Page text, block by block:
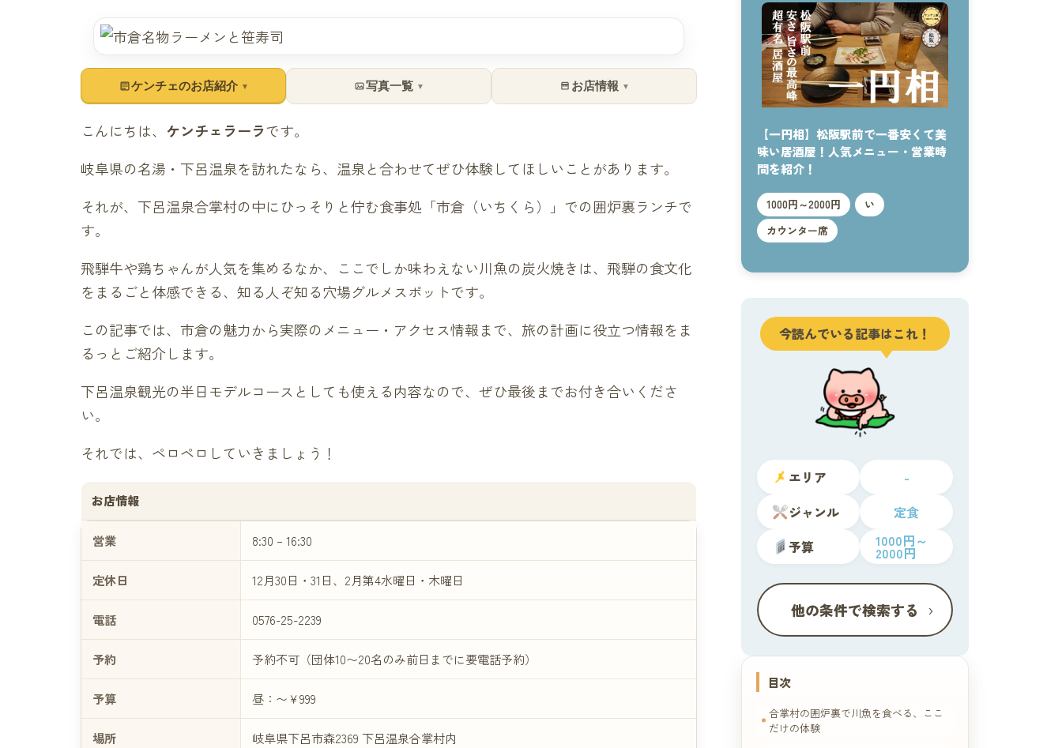
ケンチェのお店紹介 ▼ 写真一覧 ▼ お店情報 ▼
こんにちは、 ケンチェラーラです。
岐阜県の名湯・下呂温泉を訪れたなら、温泉と合わせてぜひ体験してほしいことがあります。
それが、下呂温泉合掌村の中にひっそりと佇む食事処「市倉（いちくら）」での囲炉裏ランチで
す。
飛騨牛や鶏ちゃんが人気を集めるなか、ここでしか味わえない川魚の炭火焼きは、飛騨の食文化
をまるごと体感できる、知る人ぞ知る穴場グルメスポットです。
この記事では、市倉の魅力から実際のメニュー・アクセス情報まで、旅の計画に役立つ情報をま
るっとご紹介します。
下呂温泉観光の半日モデルコースとしても使える内容なので、ぜひ最後までお付き合いくださ
い。
それでは、ペロペロしていきましょう！
お店情報
営業 8:30 – 16:30
定休日 12月30日・31日、2月第4水曜日・木曜日
電話 0576-25-2239
予約 予約不可（団体10〜20名のみ前日までに要電話予約）
予算 昼：〜￥999
場所 岐阜県下呂市森2369 下呂温泉合掌村内
【一円相】松阪駅前で一番安くて美
味い居酒屋！人気メニュー・営業時
間を紹介！
1000円～2000円
い
カウンター席
今読んでいる記事はこれ！
エリア
-
ジャンル
定食
予算
1000円～
2000円
他の条件で検索する ›
目次
合掌村の囲炉裏で川魚を食べる、ここ
だけの体験